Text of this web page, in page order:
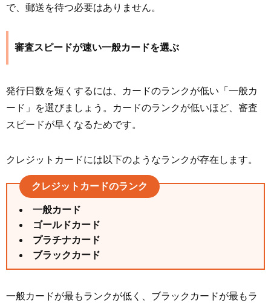
で、郵送を待つ必要はありません。
審査スピードが速い一般カードを選ぶ
発行日数を短くするには、カードのランクが低い「一般カ
ード」を選びましょう。カードのランクが低いほど、審査
スピードが早くなるためです。
クレジットカードには以下のようなランクが存在します。
クレジットカードのランク
一般カード
ゴールドカード
プラチナカード
ブラックカード
一般カードが最もランクが低く、ブラックカードが最もラ